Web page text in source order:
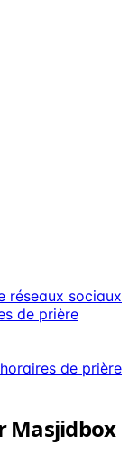
réseaux sociaux
de prière
de prière
Masjidbox